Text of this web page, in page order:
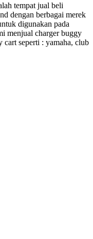
tempat jual beli
dengan berbagai merek
digunakan pada
menjual charger buggy
cart seperti : yamaha, club